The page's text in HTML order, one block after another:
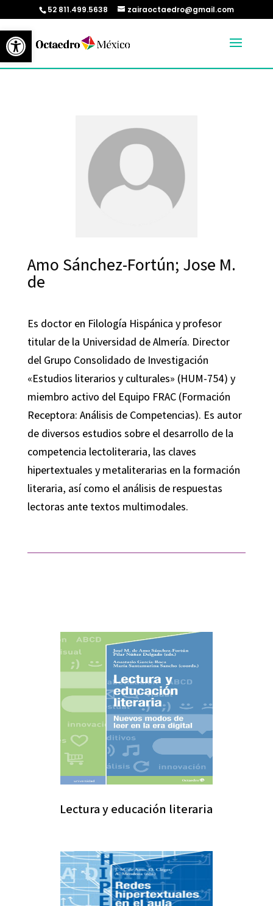
Abrir barra de herramientas
52 811.499.5638 zairaoctaedro@gmail.com
Amo Sánchez-Fortún; Jose M.
de
Es doctor en Filología Hispánica y profesor
titular de la Universidad de Almería. Director
del Grupo Consolidado de Investigación
«Estudios literarios y culturales» (HUM-754) y
miembro activo del Equipo FRAC (Formación
Receptora: Análisis de Competencias). Es autor
de diversos estudios sobre el desarrollo de la
competencia lectoliteraria, las claves
hipertextuales y metaliterarias en la formación
literaria, así como el análisis de respuestas
lectoras ante textos multimodales.
Lectura y educación literaria